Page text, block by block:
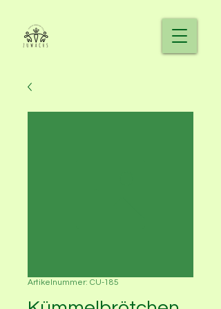
Artikelnummer: CU-185